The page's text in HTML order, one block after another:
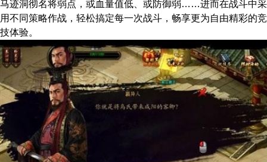
马迹洞彻名将弱点，或血量值低、或防御弱……进而在战斗中采
用不同策略作战，轻松搞定每一次战斗，畅享更为自由精彩的竞
技体验。